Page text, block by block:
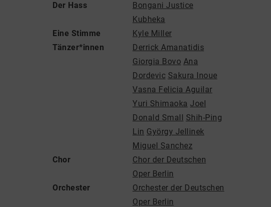
Der Hass
Bongani Justice
Kubheka
Eine Stimme
Kyle Miller
Tänzer*innen
Derrick Amanatidis
Giorgia Bovo Ana
Dordevic Sakura Inoue
Vasna Felicia Aguilar
Yuri Shimaoka Joel
Donald Small Shih-Ping
Lin György Jellinek
Miguel Sanchez
Chor
Chor der Deutschen
Oper Berlin
Orchester
Orchester der Deutschen
Oper Berlin